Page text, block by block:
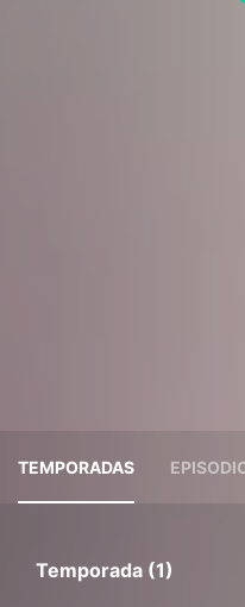
TEMPORADAS
Temporada (1)